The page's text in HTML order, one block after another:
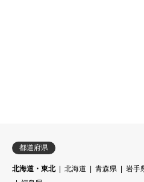
都道府県
北海道・東北 北海道 青森県 岩手